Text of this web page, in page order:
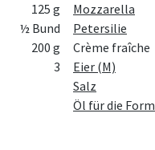
125 g
Mozzarella
½ Bund
Petersilie
200 g
Crème fraîche
3
Eier (M)
Salz
Öl für die Form